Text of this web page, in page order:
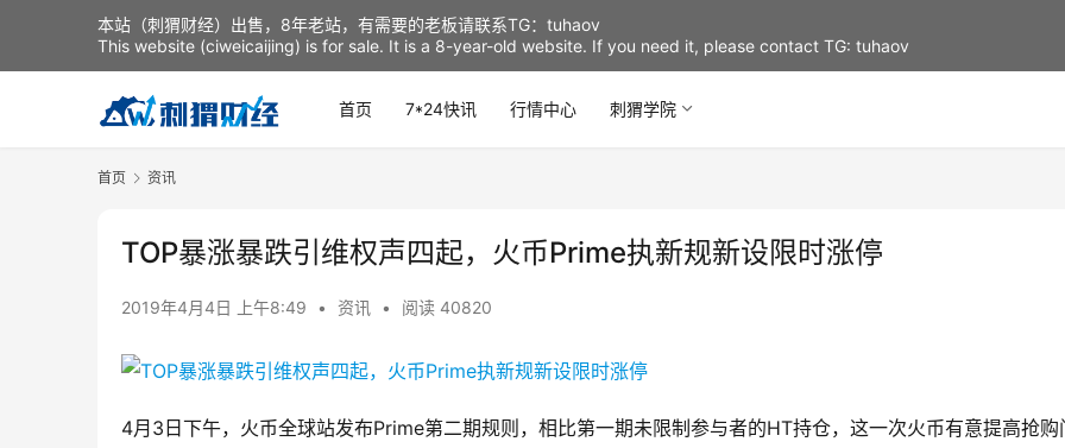
首页 7*24快讯 行情中心 刺猬学院
首页 资讯
TOP暴涨暴跌引维权声四起，火币Prime执新规新设限时涨停
2019年4月4日 上午8:49 • 资讯 • 阅读 40820
4月3日下午，火币全球站发布Prime第二期规则，相比第一期未限制参与者的HT持仓，这一次火币有意提高抢购
本站（刺猬财经）出售，8年老站，有需要的老板请联系TG：tuhaov
This website (ciweicaijing) is for sale. It is a 8-year-old website. If you need it, please contact TG: tuhaov